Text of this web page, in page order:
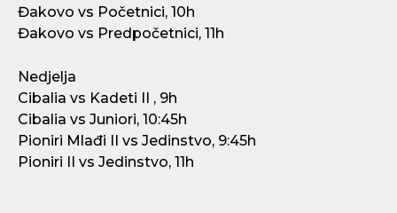
Đakovo vs Početnici, 10h
Đakovo vs Predpočetnici, 11h
Nedjelja
Cibalia vs Kadeti II , 9h
Cibalia vs Juniori, 10:45h
Pioniri Mlađi II vs Jedinstvo, 9:45h
Pioniri II vs Jedinstvo, 11h